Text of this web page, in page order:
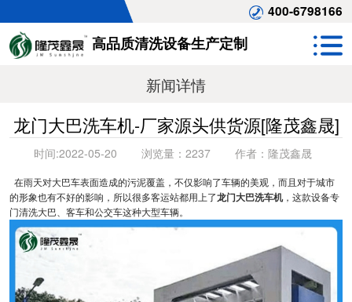
400-6798166
高品质清洗设备生产定制
新闻详情
龙门大巴洗车机-厂家源头供货源[隆茂鑫晟]
时间:2022-05-20 浏览量： 2237 作者： 隆茂鑫晟
在雨天对大巴车表面造成的污泥覆盖，不仅影响了车辆的美观，而且对于城市
的形象也有不好的影响，所以很多客运站都用上了龙门大巴洗车机，这款设备专
门清洗大巴、客车和公交车这种大型车辆。